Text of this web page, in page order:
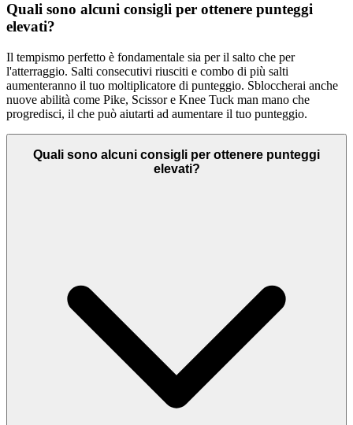
Quali sono alcuni consigli per ottenere punteggi
elevati?
Il tempismo perfetto è fondamentale sia per il salto che per
l'atterraggio. Salti consecutivi riusciti e combo di più salti
aumenteranno il tuo moltiplicatore di punteggio. Sbloccherai anche
nuove abilità come Pike, Scissor e Knee Tuck man mano che
progredisci, il che può aiutarti ad aumentare il tuo punteggio.
Quali sono alcuni consigli per ottenere punteggi
elevati?